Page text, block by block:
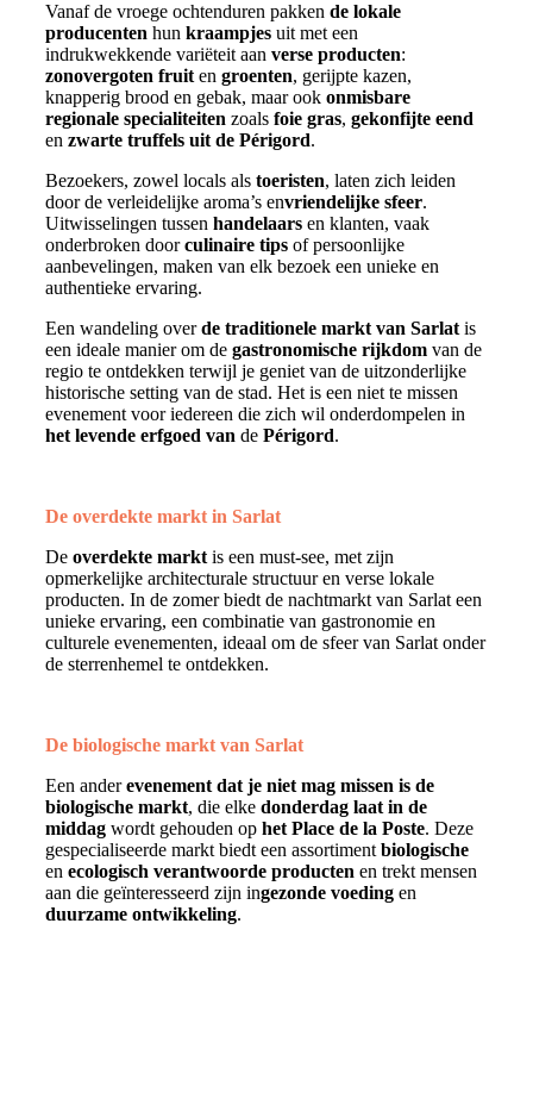
Vanaf de vroege ochtenduren pakken de lokale
producenten hun kraampjes uit met een
indrukwekkende variëteit aan verse producten:
zonovergoten fruiten groenten, gerijpte kazen,
knapperig brood en gebak, maar ook onmisbare
regionale specialiteiten zoals foie gras, gekonfijte eend
en zwarte truffels uit de Périgord.
Bezoekers, zowel locals als toeristen, laten zich leiden
door de verleidelijke aroma’s envriendelijke sfeer.
Uitwisselingen tussen handelaars en klanten, vaak
onderbroken doorculinaire tips of persoonlijke
aanbevelingen, maken van elk bezoek een unieke en
authentieke ervaring.
Een wandeling overde traditionele markt van Sarlatis
een ideale manier om de gastronomische rijkdom van de
regio te ontdekken terwijl je geniet van de uitzonderlijke
historische setting van de stad. Het is een niet te missen
evenement voor iedereen die zich wil onderdompelen in
het levende erfgoed van de Périgord.
De overdekte markt in Sarlat
De overdekte marktis een must-see, met zijn
opmerkelijke architecturale structuur en verse lokale
producten. In de zomer biedt de nachtmarkt van Sarlat een
unieke ervaring, een combinatie van gastronomie en
culturele evenementen, ideaal om de sfeer van Sarlat onder
de sterrenhemel te ontdekken.
De biologische markt van Sarlat
Een anderevenement dat je niet mag missen is de
biologische markt, die elke donderdag laat in de
middag wordt gehouden op het Place de la Poste. Deze
gespecialiseerde markt biedt een assortimentbiologische
en ecologisch verantwoorde producten en trekt mensen
aan die geïnteresseerd zijn ingezonde voeding en
duurzame ontwikkeling.